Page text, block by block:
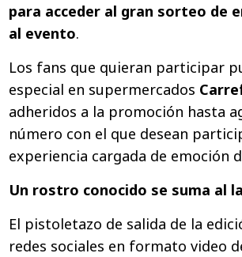
para acceder al gran sorteo de
al evento.
Los fans que quieran participar
especial en supermercados
adheridos a la promoción hasta
número con el que desean
experiencia cargada de emoción
Un rostro conocido se suma al
El pistoletazo de salida de la
redes sociales en formato video